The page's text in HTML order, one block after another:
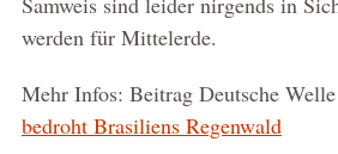
werden für Mittelerde.
Mehr Infos: Beitrag Deutsche
bedroht Brasiliens Regenwald